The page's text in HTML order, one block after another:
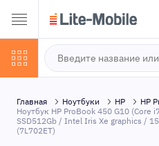
Главная Ноутбуки HP
HP
Ноутбук HP ProBook 450 G10 (Core
SSD512Gb / Intel Iris Xe graphics /
(7L702ET)